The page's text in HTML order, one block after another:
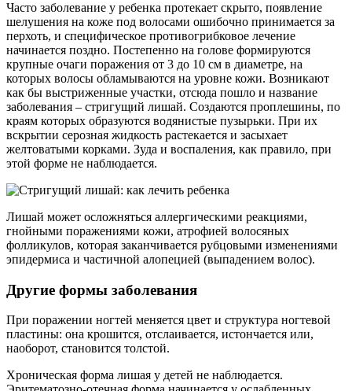
Часто заболевание у ребенка протекает скрыто, появление
шелушения на коже под волосами ошибочно принимается за
перхоть, и специфическое противогрибковое лечение
начинается поздно. Постепенно на голове формируются
крупные очаги поражения от 3 до 10 см в диаметре, на
которых волосы обламываются на уровне кожи. Возникают
как бы выстриженные участки, отсюда пошло и название
заболевания – стригущий лишай. Создаются проплешины, по
краям которых образуются водянистые пузырьки. При их
вскрытии серозная жидкость растекается и засыхает
желтоватыми корками. Зуда и воспаления, как правило, при
этой форме не наблюдается.
Лишай может осложняться аллергическими реакциями,
гнойными поражениями кожи, атрофией волосяных
фолликулов, которая заканчивается рубцовыми изменениями
эпидермиса и частичной алопецией (выпадением волос).
Другие формы заболевания
При поражении ногтей меняется цвет и структура ногтевой
пластины: она крошится, отслаивается, истончается или,
наоборот, становится толстой.
Хроническая форма лишая у детей не наблюдается.